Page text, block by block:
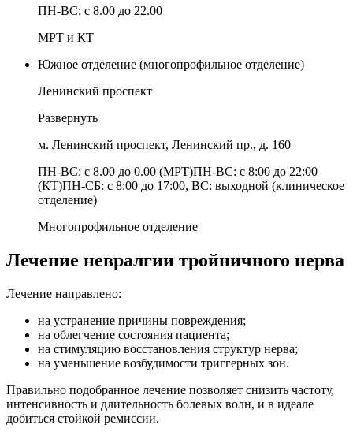
ПН-ВС: с 8.00 до 22.00
МРТ и КТ
Южное отделение (многопрофильное отделение)
Ленинский проспект
Развернуть
м. Ленинский проспект, Ленинский пр., д. 160
ПН-ВС: с 8.00 до 0.00 (МРТ)ПН-ВС: с 8:00 до 22:00
(КТ)ПН-СБ: с 8:00 до 17:00, ВС: выходной (клиническое
отделение)
Многопрофильное отделение
Лечение невралгии тройничного нерва
Лечение направлено:
на устранение причины повреждения;
на облегчение состояния пациента;
на стимуляцию восстановления структур нерва;
на уменьшение возбудимости триггерных зон.
Правильно подобранное лечение позволяет снизить частоту,
интенсивность и длительность болевых волн, и в идеале
добиться стойкой ремиссии.